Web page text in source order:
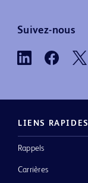
Suivez-nous
LIENS RAPIDES
Rappels
Carrières